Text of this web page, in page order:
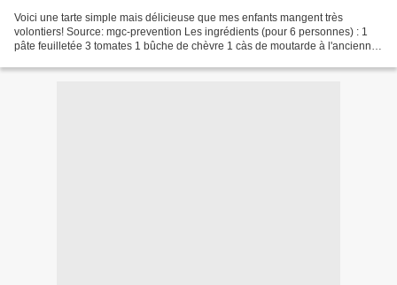
Voici une tarte simple mais délicieuse que mes enfants mangent très
volontiers! Source: mgc-prevention Les ingrédients (pour 6 personnes) : 1
pâte feuilletée 3 tomates 1 bûche de chèvre 1 càs de moutarde à l'ancienne